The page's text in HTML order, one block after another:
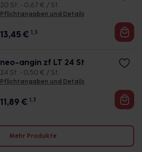
20 St. • 0,67 € / St.
Pflichtangaben und Details
13,45€ 1, 3
neo-angin zf LT 24 St
24 St. • 0,50 € / St.
Pflichtangaben und Details
11,89 € 1, 3
Mehr Produkte